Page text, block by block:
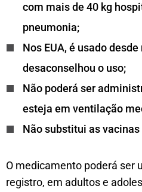
com mais de 40 kg
pneumonia;
Nos EUA, é usado
desaconselhou o uso;
Não poderá ser
esteja em ventilação
Não substitui as
O medicamento poderá ser
registro, em adultos e